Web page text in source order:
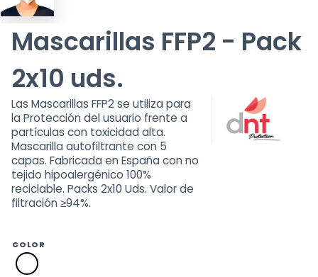
Mascarillas FFP2 - Pack
2x10 uds.
Las Mascarillas FFP2 se utiliza para
la Protección del usuario frente a
partículas con toxicidad alta.
Mascarilla autofiltrante con 5
capas. Fabricada en España con no
tejido hipoalergénico 100%
reciclable. Packs 2x10 Uds. Valor de
filtración ≥94%.
COLOR
01
blanco